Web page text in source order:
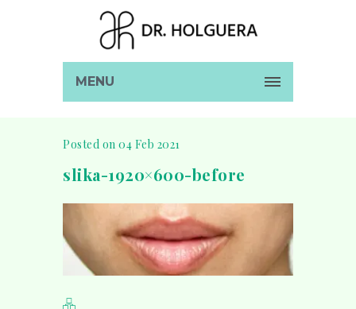
MENU
Posted on 04 Feb 2021
slika-1920×600-before